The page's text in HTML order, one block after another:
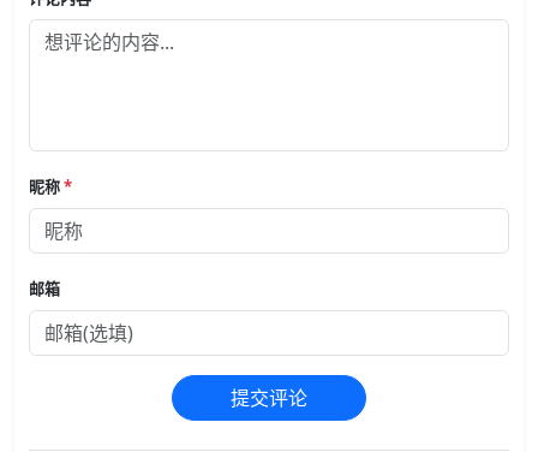
昵称*
邮箱
提交评论